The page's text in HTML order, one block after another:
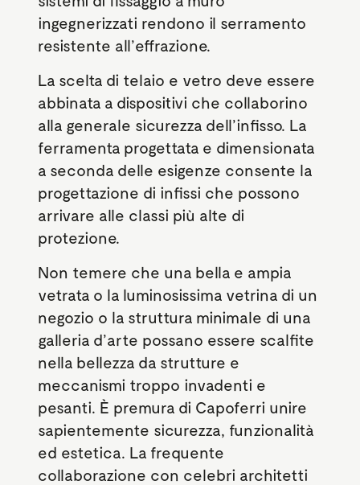
ingegnerizzati rendono il serramento
resistente all’effrazione.
La scelta di telaio e vetro deve essere
abbinata a dispositivi che collaborino
alla generale sicurezza dell’infisso. La
ferramenta progettata e dimensionata
a seconda delle esigenze consente la
progettazione di infissi che possono
arrivare alle classi più alte di
protezione.
Non temere che una bella e ampia
vetrata o la luminosissima vetrina di un
negozio o la struttura minimale di una
galleria d’arte possano essere scalfite
nella bellezza da strutture e
meccanismi troppo invadenti e
pesanti. È premura di Capoferri unire
sapientemente sicurezza, funzionalità
ed estetica. La frequente
collaborazione con celebri architetti